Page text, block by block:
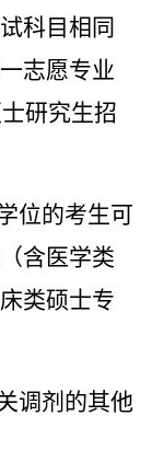
科目相同
志愿专业
研究生招
位的考生可
含医学类
类硕士专
调剂的其他